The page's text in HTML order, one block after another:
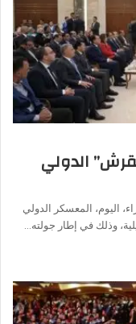
الدولي
اليوم، المعسكر الدولي
وذلك في إطار جولته…